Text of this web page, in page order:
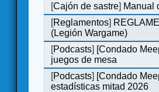
[Cajón de sastre] Manual
[Reglamentos]
(Legión Wargame)
[Podcasts] [Condado
juegos de mesa
[Podcasts] [Condado
estadísticas mitad 2026